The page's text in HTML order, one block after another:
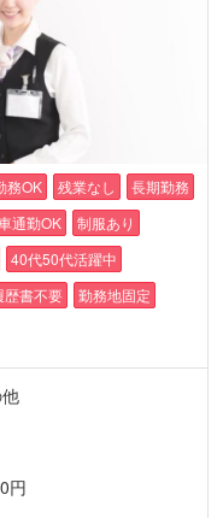
務OK 残業なし
長期勤務
通勤OK
制服あり
40代50代活躍中
歴書不要
勤務地固定
円